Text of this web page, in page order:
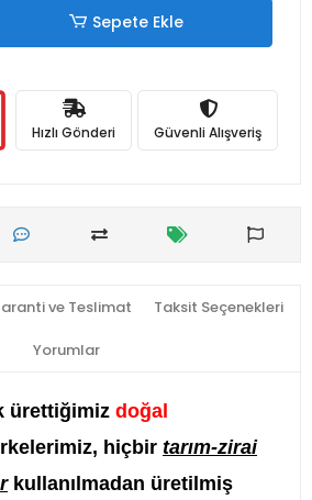
Sepete Ekle
Hızlı Gönderi Güvenli Alışveriş
ve Teslimat Taksit Seçenekleri
Yorumlar
ürettiğimiz doğal
hiçbir tarım-zirai
kullanılmadan üretilmiş